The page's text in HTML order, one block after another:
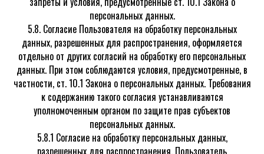
персональных данных.
5.8. Согласие Пользователя на обработку персональных
данных, разрешенных для распространения, оформляется
отдельно от других согласий на обработку его персональных
данных. При этом соблюдаются условия, предусмотренные, в
частности, ст. 10.1 Закона о персональных данных. Требования
к содержанию такого согласия устанавливаются
уполномоченным органом по защите прав субъектов
персональных данных.
5.8.1 Согласие на обработку персональных данных,
разрешенных для распространения, Пользователь